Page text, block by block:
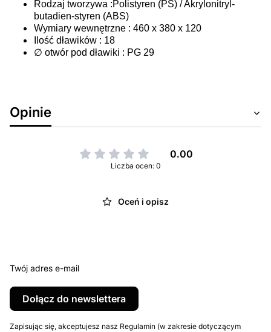
Rodzaj tworzywa :Polistyren (PS) / Akrylonitryl-
butadien-styren (ABS)
Wymiary wewnętrzne : 460 x 380 x 120
Ilość dławików : 18
∅ otwór pod dławiki : PG 29
Opinie
0.00
Liczba ocen: 0
Oceń i opisz
Twój adres e-mail
Dołącz do newslettera
Zapisując się, akceptujesz nasz Regulamin (w zakresie dotyczącym